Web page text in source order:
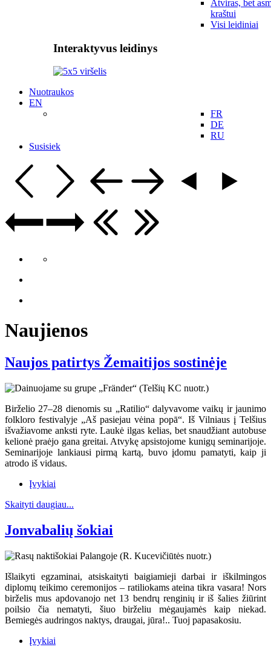
Atviras, bet
kraštui
Visi leidiniai
Interaktyvus leidinys
Nuotraukos
EN
FR
DE
RU
Susisiek
Naujienos
Naujos patirtys Žemaitijos sostinėje
Birželio 27–28 dienomis su „Ratilio“ dalyvavome vaikų ir jaunimo
folkloro festivalyje „Aš pasiejau vėina popā“. Iš Vilniaus į Telšius
išvažiavome anksti ryte. Laukė ilgas kelias, bet snaudžiant autobuse
kelionė praėjo gana greitai. Atvykę apsistojome kunigų seminarijoje.
Seminarijoje lankiausi pirmą kartą, buvo įdomu pamatyti, kaip ji
atrodo iš vidaus.
Įvykiai
Skaityti daugiau...
Jonvabalių šokiai
Išlaikyti egzaminai, atsiskaityti baigiamieji darbai ir iškilmingos
diplomų teikimo ceremonijos – ratiliokams ateina tikra vasara! Nors
birželis mus apdovanojo net 13 bendrų renginių ir iš šalies žiūrint
poilsio čia nematyti, šiuo birželiu mėgaujamės kaip niekad.
Bemiegės audringos naktys, draugai, jūra!.. Tuoj papasakosiu.
Įvykiai